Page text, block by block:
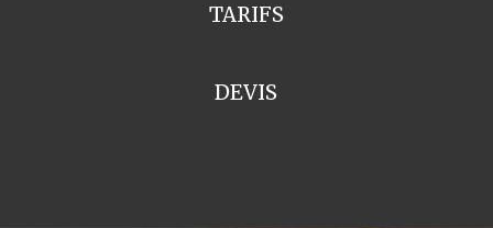
TARIFS
DEVIS